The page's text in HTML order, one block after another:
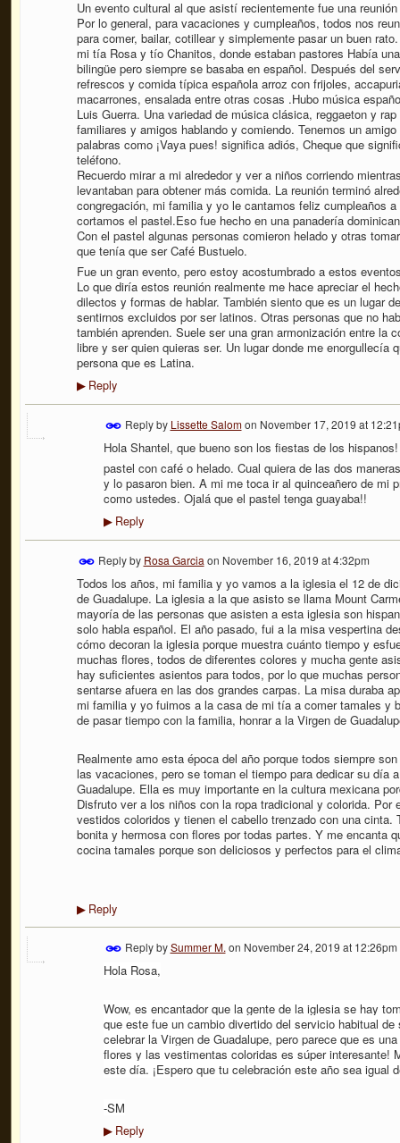
Un evento cultural al que asistí recientemente fue una
Por lo general, para vacaciones y cumpleaños, todos nos
para comer, bailar, cotillear y simplemente pasar un buen
mi tía Rosa y tío Chanitos, donde estaban pastores Había
bilingüe pero siempre se basaba en español. Después del
refrescos y comida típica española arroz con frijoles,
macarrones, ensalada entre otras cosas .Hubo música
Luis Guerra. Una variedad de música clásica, reggaeton y
familiares y amigos hablando y comiendo. Tenemos un
palabras como ¡Vaya pues! significa adiós, Cheque que
teléfono.
Recuerdo mirar a mi alrededor y ver a niños corriendo
levantaban para obtener más comida. La reunión terminó
congregación, mi familia y yo le cantamos feliz cumpleaños
cortamos el pastel.Eso fue hecho en una panadería
Con el pastel algunas personas comieron helado y otras
que tenía que ser Café Bustuelo.
Fue un gran evento, pero estoy acostumbrado a estos
Lo que diría estos reunión realmente me hace apreciar el
dilectos y formas de hablar. También siento que es un lugar
sentirnos excluidos por ser latinos. Otras personas que no
también aprenden. Suele ser una gran armonización entre la
libre y ser quien quieras ser. Un lugar donde me enorgullecía
persona que es Latina.
▶Reply
Reply by Lissette Salomon November 17, 2019 at
Hola Shantel, que bueno son los fiestas de los
pastel con café o helado. Cual quiera de las dos
y lo pasaron bien. A mi me toca ir al quinceañero de mi
como ustedes. Ojalá que el pastel tenga guayaba!!
▶Reply
Reply by Rosa Garcia on November 16, 2019 at 4:32pm
Todos los años, mi familia y yo vamos a la iglesia el 12 de
de Guadalupe. La iglesia a la que asisto se llama Mount
mayoría de las personas que asisten a esta iglesia son
solo habla español. El año pasado, fui a la misa vespertina
cómo decoran la iglesia porque muestra cuánto tiempo y
muchas flores, todos de diferentes colores y mucha gente
hay suficientes asientos para todos, por lo que muchas
sentarse afuera en las dos grandes carpas. La misa duraba
mi familia y yo fuimos a la casa de mi tía a comer tamales y
de pasar tiempo con la familia, honrar a la Virgen de
Realmente amo esta época del año porque todos siempre
las vacaciones, pero se toman el tiempo para dedicar su día
Guadalupe. Ella es muy importante en la cultura mexicana
Disfruto ver a los niños con la ropa tradicional y colorida.
vestidos coloridos y tienen el cabello trenzado con una cinta.
bonita y hermosa con flores por todas partes. Y me encanta
cocina tamales porque son deliciosos y perfectos para el
▶Reply
Reply bySummer M. on November 24, 2019 at 12:26pm
Hola Rosa,
Wow, es encantador que la gente de la iglesia se hay
que este fue un cambio divertido del servicio habitual
celebrar la Virgen de Guadalupe, pero parece que es
flores y las vestimentas coloridas es súper interesante!
este día. ¡Espero que tu celebración este año sea igual
-SM
▶Reply